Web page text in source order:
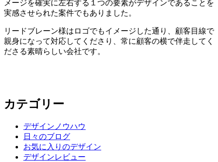
メージを確実に左右する１つの要素がデザインであることを
実感させられた案件でもありました。
リードブレーン様はロゴでもイメージした通り、顧客目線で
親身になって対応してくださり、常に顧客の横で伴走してく
ださる素晴らしい会社です。
カテゴリー
デザインノウハウ
日々のブログ
お気に入りのデザイン
デザインレビュー